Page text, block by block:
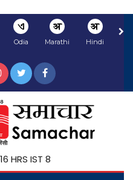
अ
Hindi
अ
Marathi
ଏ
Odia
8 Aug 2026, 19:16 HRS IST